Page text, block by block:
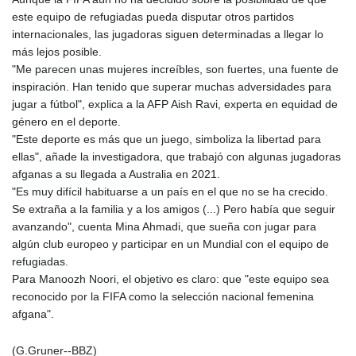
LVL 0.697039
LYD 7.340541
MDL 20.045426
MGA
4953.209598
MMK
2419.273024
MNT
4143.630364
MOP 9.308979
MRU 46.227284
MUR 54.091068
MWK
2000.462131
este equipo de refugiadas pueda disputar otros partidos
internacionales, las jugadoras siguen determinadas a llegar lo
más lejos posible.
"Me parecen unas mujeres increíbles, son fuertes, una fuente de
inspiración. Han tenido que superar muchas adversidades para
jugar a fútbol", explica a la AFP Aish Ravi, experta en equidad de
género en el deporte.
"Este deporte es más que un juego, simboliza la libertad para
ellas", añade la investigadora, que trabajó con algunas jugadoras
afganas a su llegada a Australia en 2021.
"Es muy difícil habituarse a un país en el que no se ha crecido.
Se extraña a la familia y a los amigos (...) Pero había que seguir
avanzando", cuenta Mina Ahmadi, que sueña con jugar para
algún club europeo y participar en un Mundial con el equipo de
refugiadas.
Para Manoozh Noori, el objetivo es claro: que "este equipo sea
reconocido por la FIFA como la selección nacional femenina
afgana".
(G.Gruner--BBZ)